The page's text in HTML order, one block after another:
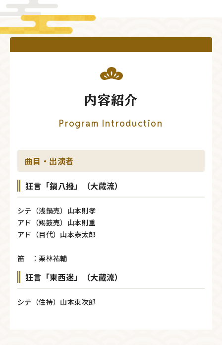
内容紹介
Program Introduction
曲目・出演者
狂言「鍋八撥」（大蔵流）
シテ（浅鍋売）山本則孝
アド（羯鼓売）山本則重
アド（目代）山本泰太郎
笛 ：栗林祐輔
狂言「東西迷」（大蔵流）
シテ（住持）山本東次郎